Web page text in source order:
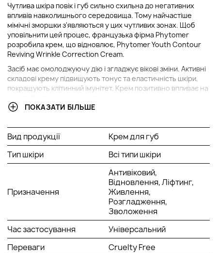
Чутлива шкіра повік і губ сильно схильна до негативних
впливів навколишнього середовища. Тому найчастіше
мімічні зморшки з'являються у цих чутливих зонах. Щоб
уповільнити цей процес, французька фірма Phytomer
розробила крем, що відновлює, Phytomer Youth Contour
Reviving Wrinkle Correction Cream.
Засіб має омолоджуючу дію і згладжує вікові зміни. Активні
складові крему підвищують тонус та еластичність шкіри,
покращують клітинний імунітет. Крем позитивно впливає на
утворенню пігментних плям. Склад багатий цінними
олігомер, біосахариди.
Спосіб застосування:
Нанесіть невелику кількість крему, на очищену і тонізовану
шкіру, потім помасажуйте легкими стукаючими рухами
ПОКАЗАТИ БІЛЬШЕ
Вид продукції
Крем для губ
Тип шкіри
Всі типи шкіри
Призначення
Антивіковий,
Відновлення, Ліфтинг,
Живлення,
Розгладження,
Зволоження
Час застосування
Універсальний
Переваги
Cruelty Free